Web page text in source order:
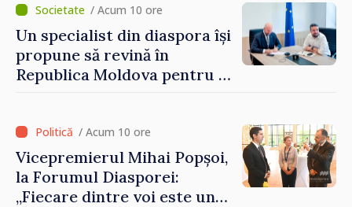
/ Acum 10 ore
Un specialist din diaspora își
propune să revină în
Republica Moldova pentru a
/ Acum 10 ore
Vicepremierul Mihai Popșoi,
la Forumul Diasporei:
„Fiecare dintre voi este un